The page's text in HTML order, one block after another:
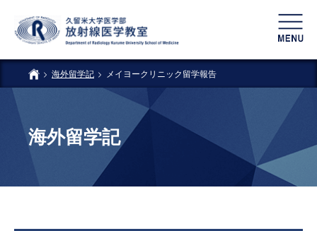
海外留学記 メイヨークリニック留学報告
海外留学記